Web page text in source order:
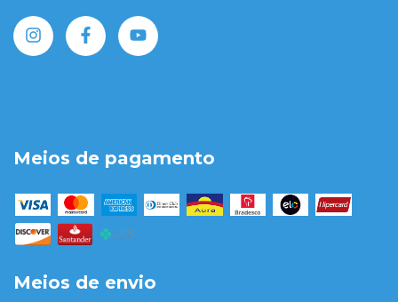
Meios de pagamento
Meios de envio